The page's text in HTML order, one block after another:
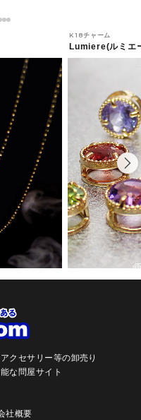
K18チャーム
Lumiere(ルミエ
クセサリー等の卸売り
な問屋サイト
社概要